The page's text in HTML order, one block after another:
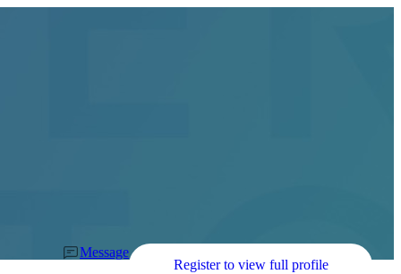
Message
Register to view full profile